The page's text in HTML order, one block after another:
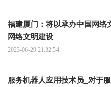
福建厦门：将以承办中国网络
网络文明建设
2023-06-29 21:32:54
服务机器人应用技术员_对于